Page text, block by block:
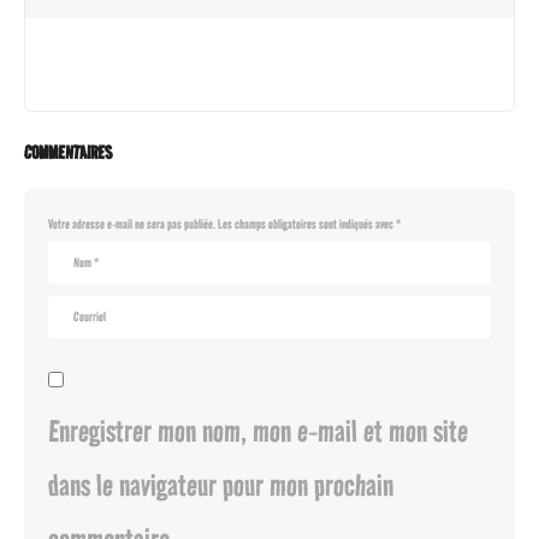
COMMENTAIRES
Votre adresse e-mail ne sera pas publiée. Les champs obligatoires sont indiqués avec*
Enregistrer mon nom, mon e-mail et mon site
dans le navigateur pour mon prochain